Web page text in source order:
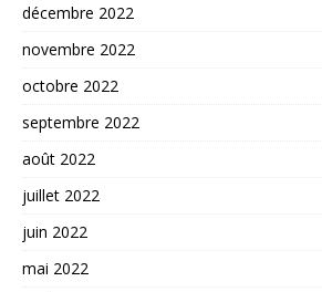
décembre 2022
novembre 2022
octobre 2022
septembre 2022
août 2022
juillet 2022
juin 2022
mai 2022